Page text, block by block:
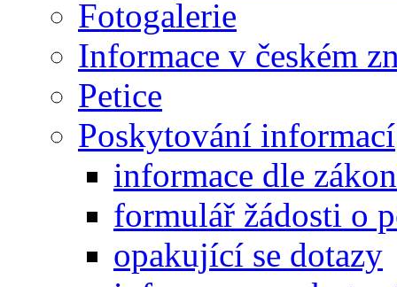
Fotogalerie
Informace v českém
Petice
Poskytování informací
informace dle
formulář žádosti o
opakující se dotazy